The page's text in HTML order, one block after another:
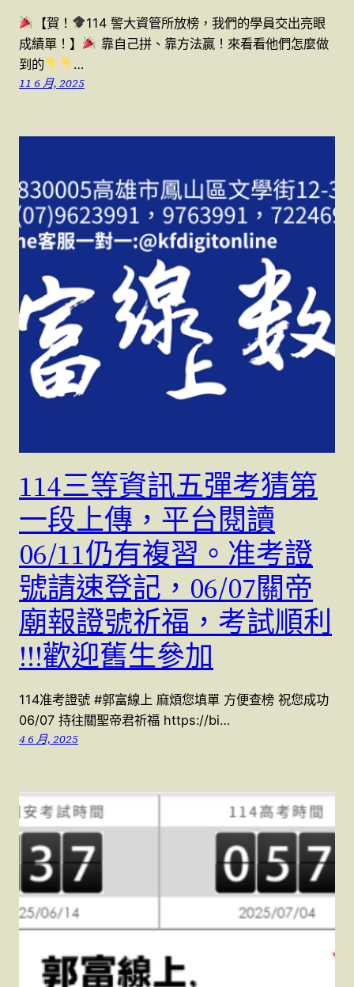
【賀！
114 警大資管所放榜，我們的學員交出亮眼
成績單！】
靠自己拼、靠方法贏！來看看他們怎麼做
到的
…
11 6 月, 2025
114三等資訊五彈考猜第
一段上傳，平台閱讀
06/11仍有複習。准考證
號請速登記，06/07關帝
廟報證號祈福，考試順利
!!!歡迎舊生參加
114准考證號 #郭富線上 麻煩您填單 方便查榜 祝您成功
06/07 持往關聖帝君祈福 https://bi…
4 6 月, 2025